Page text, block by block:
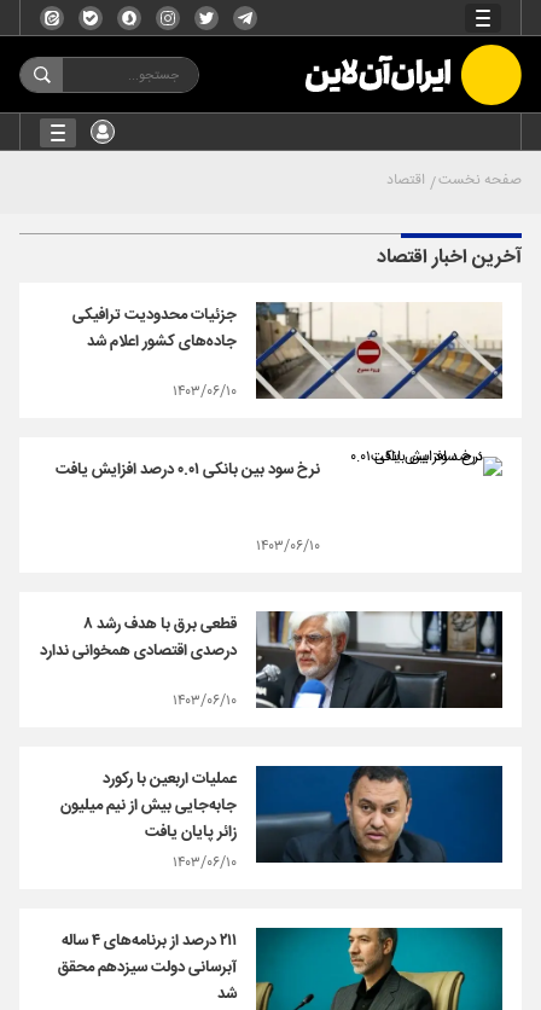
صفحه نخست اقتصاد
آخرین اخبار اقتصاد
جزئیات محدودیت ترافیکی
جاده‌های کشور اعلام شد
۱۴۰۳/۰۶/۱۰
نرخ سود بین بانکی ۰.۰۱ درصد افزایش یافت
۱۴۰۳/۰۶/۱۰
قطعی برق با هدف رشد ۸
درصدی اقتصادی همخوانی ندارد
۱۴۰۳/۰۶/۱۰
عملیات اربعین با رکورد
جابه‌جایی بیش از نیم میلیون
زائر پایان یافت
۱۴۰۳/۰۶/۱۰
۲۱۱ درصد از برنامه‌‌های ۴ ساله
آبرسانی دولت سیزدهم محقق
شد